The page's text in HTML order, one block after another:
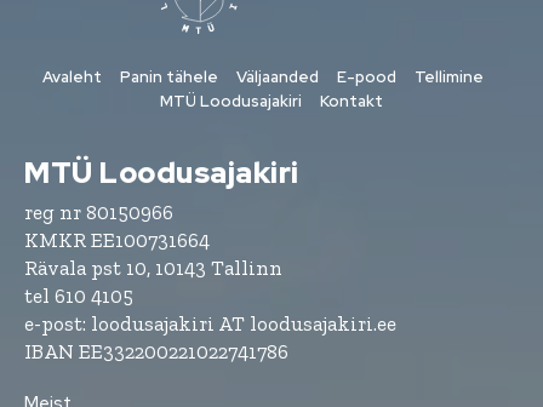
Avaleht Panin tähele Väljaanded E-pood
Tellimine
MTÜ Loodusajakiri
Kontakt
MTÜ Loodusajakiri
reg nr 80150966
KMKR EE100731664
Rävala pst 10, 10143 Tallinn
tel 610 4105
e-post: loodusajakiri AT loodusajakiri.ee
IBAN EE332200221022741786